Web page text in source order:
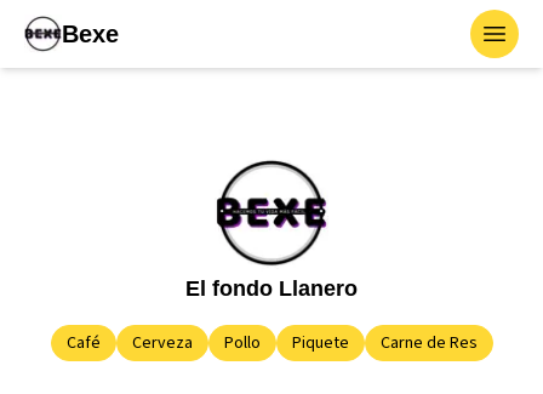
Bexe
El fondo Llanero
Café Cerveza Pollo Piquete Carne de Res